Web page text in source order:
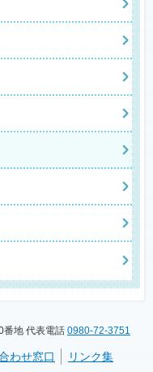
地 代表電話 0980-72-3751
わせ窓口 リンク集